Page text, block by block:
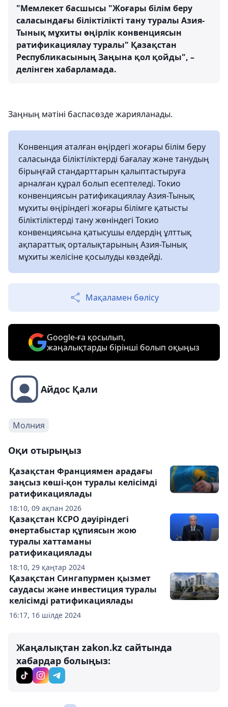
"Мемлекет басшысы "Жоғары білім беру
саласындағы біліктілікті тану туралы Азия-
Тынық мұхиты өңірлік конвенциясын
ратификациялау туралы" Қазақстан
Республикасының Заңына қол қойды", –
делінген хабарламада.
Заңның мәтіні баспасөзде жарияланады.
Конвенция аталған өңірдегі жоғары білім беру
саласында біліктіліктерді бағалау және танудың
бірыңғай стандарттарын қалыптастыруға
арналған құрал болып есептеледі. Токио
конвенциясын ратификациялау Азия-Тынық
мұхиты өңіріндегі жоғары білімге қатысты
біліктіліктерді тану жөніндегі Токио
конвенциясына қатысушы елдердің ұлттық
ақпараттық орталықтарының Азия-Тынық
мұхиты желісіне қосылуды көздейді.
Мақаламен бөлісу
Google-ға қосылып,
жаңалықтарды бірінші болып оқыңыз
Айдос Қали
Молния
Оқи отырыңыз
18:10, 09 ақпан 2026
Қазақстан Франциямен арадағы
заңсыз көші-қон туралы келісімді
ратификациялады
18:10, 29 қаңтар 2024
Қазақстан КСРО дәуіріндегі
өнертабыстар құпиясын жою
туралы хаттаманы
ратификациялады
16:17, 16 шілде 2024
Қазақстан Сингапурмен қызмет
саудасы және инвестиция туралы
келісімді ратификациялады
Жаңалықтан zakon.kz сайтында
хабардар болыңыз: